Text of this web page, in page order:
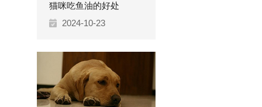
猫咪吃鱼油的好处
2024-10-23